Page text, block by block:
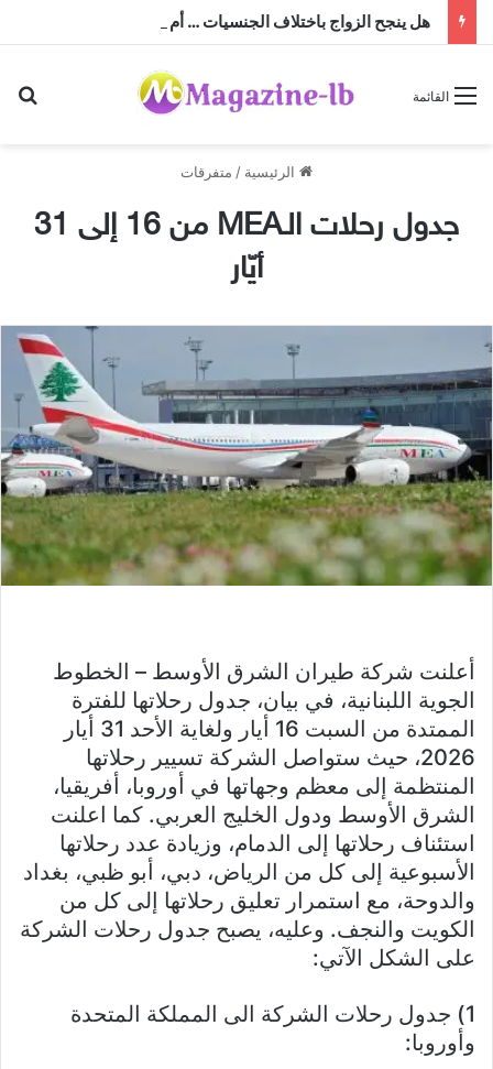
القائمة
الرئيسية / متفرقات
جدول رحلات الـMEA من 16 إلى 31
أيّار
أعلنت شركة طيران الشرق الأوسط – الخطوط
الجوية اللبنانية، في بيان، جدول رحلاتها للفترة
الممتدة من السبت 16 أيار ولغاية الأحد 31 أيار
2026، حيث ستواصل الشركة تسيير رحلاتها
المنتظمة إلى معظم وجهاتها في أوروبا، أفريقيا،
الشرق الأوسط ودول الخليج العربي. كما اعلنت
استئناف رحلاتها إلى الدمام، وزيادة عدد رحلاتها
الأسبوعية إلى كل من الرياض، دبي، أبو ظبي، بغداد
والدوحة، مع استمرار تعليق رحلاتها إلى كل من
الكويت والنجف. وعليه، يصبح جدول رحلات الشركة
على الشكل الآتي:
1) جدول رحلات الشركة الى المملكة المتحدة
وأوروبا: